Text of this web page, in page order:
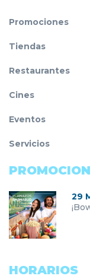
Promociones
Tiendas
Restaurantes
Cines
Eventos
Servicios
29
HORARIOS